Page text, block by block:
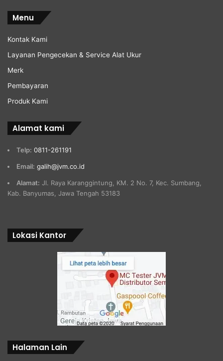
Menu
Kontak Kami
Layanan Pengecekan & Service Alat Ukur
Merk
Pembayaran
Produk Kami
Alamat kami
Telp: 0811-261191
Email: galih@jvm.co.id
Alamat: Jl. Raya Karanggintung, KM. 2 No. 7, Kec. Sumbang,
Kab. Banyumas, Jawa Tengah 53183
Lokasi Kantor
Halaman Lain